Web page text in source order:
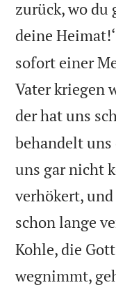
zurück, wo du
deine
sofort einer
Vater kriegen
der hat uns
behandelt uns
uns gar nicht
verhökert,
schon lange
Kohle, die
wegnimmt,